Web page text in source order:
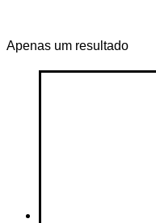
Text search
Etiquetas de produto
Apenas um resultado